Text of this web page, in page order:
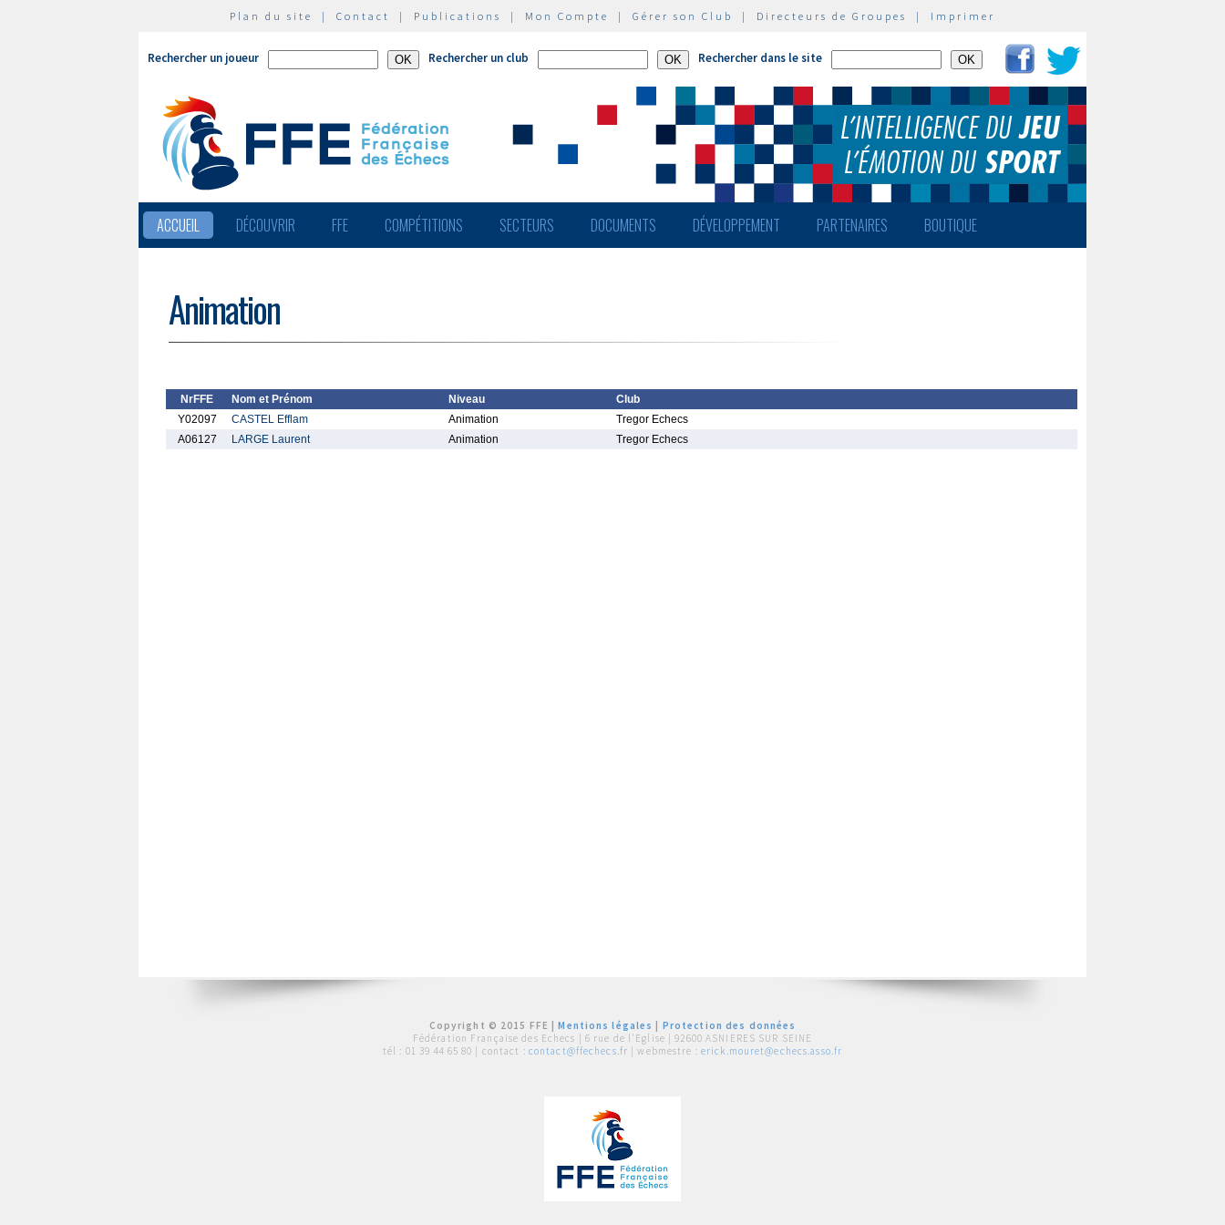
Plan du site | Contact | Publications | Mon Compte | Gérer son Club | Directeurs de Groupes | Imprimer
Rechercher un joueur Rechercher un club Rechercher dans le site
ACCUEIL DÉCOUVRIR FFE COMPÉTITIONS SECTEURS DOCUMENTS DÉVELOPPEMENT PARTENAIRES BOUTIQUE
Animation
NrFFE Nom et Prénom Niveau
Club
Y02097
CASTEL Efflam Animation
Tregor Echecs
A06127
LARGE Laurent Animation Tregor Echecs
Copyright © 2015 FFE |Mentions légales
Protection des données
Fédération Française des Echecs | 6 rue de l'Eglise | 92600 ASNIERES SUR SEINE
tél : 01 39 44 65 80 | contact : contact@ffechecs.fr | webmestre : erick.mouret@echecs.asso.fr